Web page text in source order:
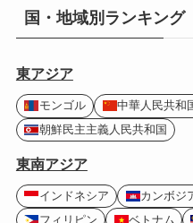
国・地域別ランキング
東アジア
モンゴル 中華人民共和
朝鮮民主主義人民共和国
東南アジア
インドネシア カンボジ
フィリピン
ベトナム